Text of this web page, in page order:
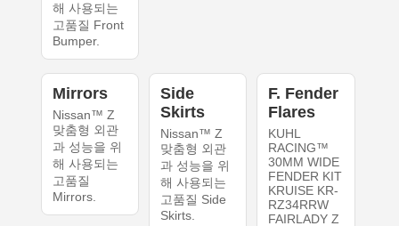
해 사용되는
고품질 Front
Bumper.
Mirrors
Nissan™ Z
맞춤형 외관
과 성능을 위
해 사용되는
고품질
Mirrors.
Side
Skirts
Nissan™ Z
맞춤형 외관
과 성능을 위
해 사용되는
고품질 Side
Skirts.
F. Fender
Flares
KUHL
RACING™
30MM WIDE
FENDER KIT
KRUISE KR-
RZ34RRW
FAIRLADY Z